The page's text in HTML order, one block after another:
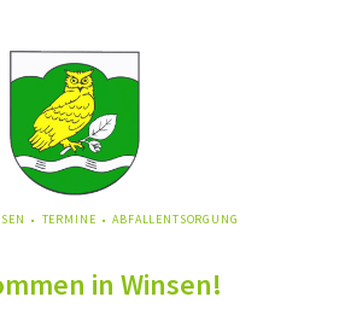
TERMINE ABFALLENTSORGUNG
in Winsen!